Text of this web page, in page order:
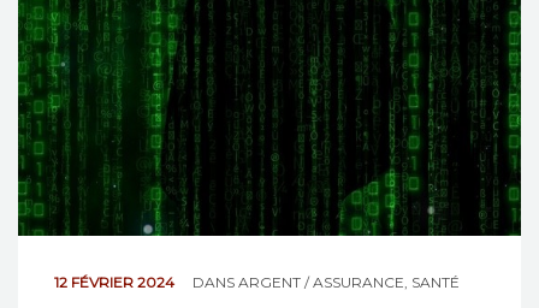
12 FÉVRIER 2024 DANS ARGENT / ASSURANCE SANTÉ